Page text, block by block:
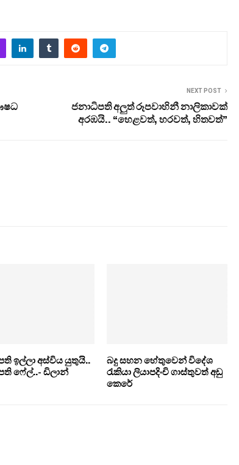
NEXT POST
ජනාධිපති අලුත් රූපවාහිනී නාලිකාවක්
අරඹයි.. “හෙළවත්, හරවත්, හිතවත්”
ඉල්ලා අස්විය යුතුයි..
ෆේල්..- ඩිලාන්
බදු සහන හේතුවෙන් විදේශ
රැකියා ලියාපදිංචි ගාස්තුවත් අඩු
කෙරේ